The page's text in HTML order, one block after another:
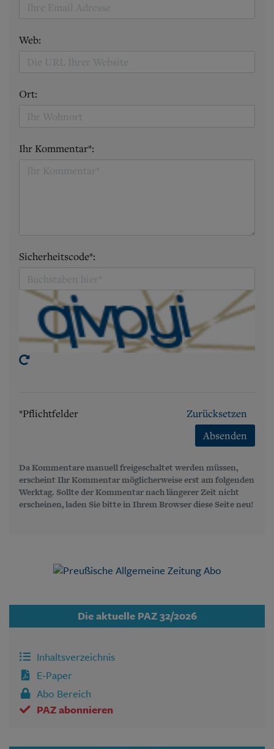
Web:
Ort:
Ihr Kommentar*:
Sicherheitscode*:
*Pflichtfelder
Zurücksetzen
Absenden
Da Kommentare manuell freigeschaltet werden müssen,
erscheint Ihr Kommentar möglicherweise erst am folgenden
Werktag. Sollte der Kommentar nach längerer Zeit nicht
erscheinen, laden Sie bitte in Ihrem Browser diese Seite neu!
Die aktuelle PAZ 32/2026
Inhaltsverzeichnis
E-Paper
Abo Bereich
PAZ abonnieren